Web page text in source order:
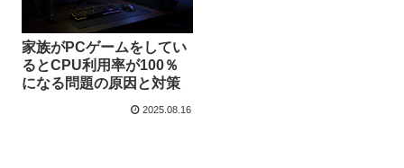
家族がPCゲームをしてい
るとCPU利用率が100％
になる問題の原因と対策
2025.08.16